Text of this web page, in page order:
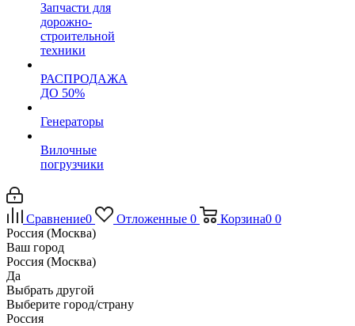
Запчасти для
дорожно-
строительной
техники
РАСПРОДАЖА
ДО 50%
Генераторы
Вилочные
погрузчики
Сравнение0 Отложенные 0 Корзина0 0
Россия (Москва)
Ваш город
Россия (Москва)
Да
Выбрать другой
Выберите город/страну
Россия